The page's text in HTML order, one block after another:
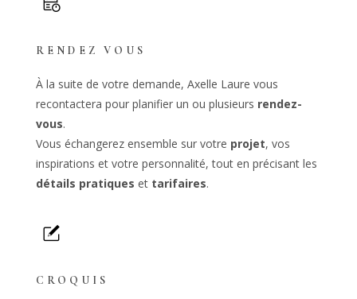
RENDEZ VOUS
À la suite de votre demande, Axelle Laure vous
recontactera pour planifier un ou plusieurs rendez-
vous.
Vous échangerez ensemble sur votre projet, vos
inspirations et votre personnalité, tout en précisant les
détails pratiques et tarifaires.
CROQUIS